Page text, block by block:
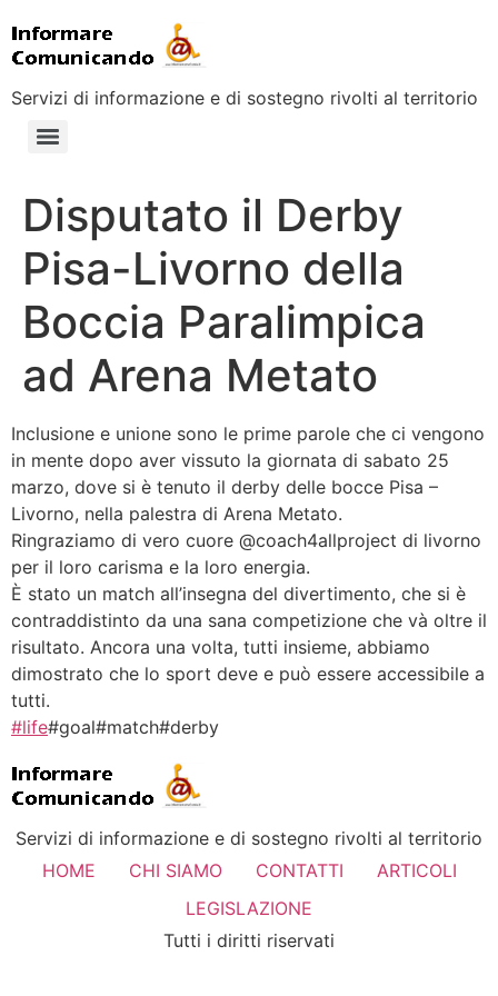
Servizi di informazione e di sostegno rivolti al territorio
Disputato il Derby
Pisa-Livorno della
Boccia Paralimpica
ad Arena Metato
Inclusione e unione sono le prime parole che ci vengono
in mente dopo aver vissuto la giornata di sabato 25
marzo, dove si è tenuto il derby delle bocce Pisa –
Livorno, nella palestra di Arena Metato.
Ringraziamo di vero cuore @coach4allproject di livorno
per il loro carisma e la loro energia.
È stato un match all’insegna del divertimento, che si è
contraddistinto da una sana competizione che và oltre il
risultato. Ancora una volta, tutti insieme, abbiamo
dimostrato che lo sport deve e può essere accessibile a
tutti.
#life#goal#match#derby
Servizi di informazione e di sostegno rivolti al territorio
HOME
CHI SIAMO CONTATTI
ARTICOLI
LEGISLAZIONE
Tutti i diritti riservati